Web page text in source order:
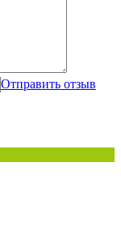
Отправить отзыв